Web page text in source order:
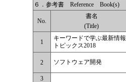
６．参考書 Reference Book(s)
No.
書名
(Title)
1
キーワードで学ぶ最新情報
トピックス2018
2 ソフトウェア開発
3